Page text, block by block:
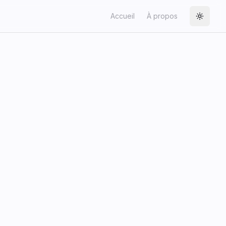
Accueil À propos Toggle